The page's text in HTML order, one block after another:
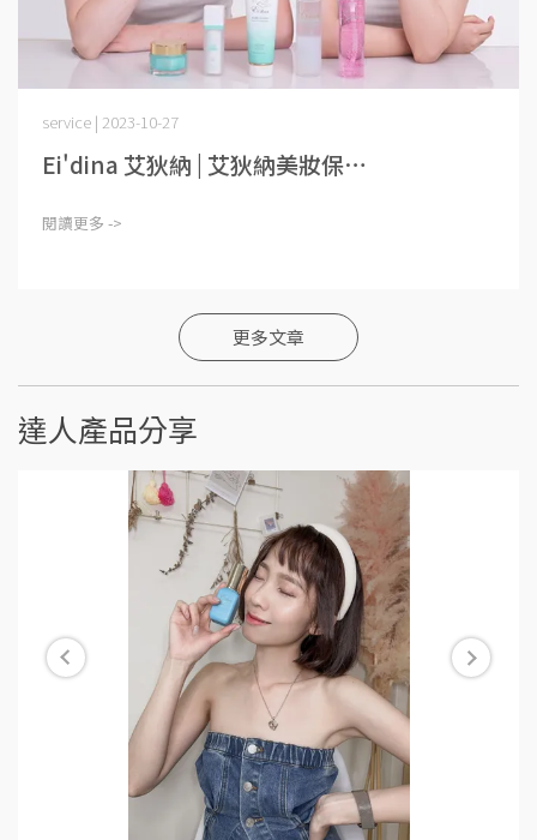
service | 2023-10-27
Ei'dina 艾狄納 | 艾狄納美妝保⋯
閱讀更多 ->
更多文章
達人產品分享